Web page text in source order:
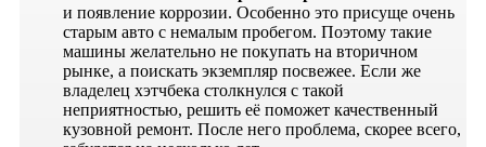
и появление коррозии. Особенно это присуще очень
старым авто с немалым пробегом. Поэтому такие
машины желательно не покупать на вторичном
рынке, а поискать экземпляр посвежее. Если же
владелец хэтчбека столкнулся с такой
неприятностью, решить её поможет качественный
кузовной ремонт. После него проблема, скорее всего,